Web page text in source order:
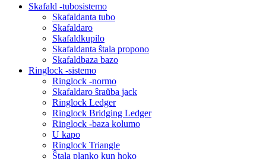
Skafald -tubosistemo
Skafaldanta tubo
Skafaldaro
Skafaldkupilo
Skafaldanta ŝtala propono
Skafaldbaza bazo
Ringlock -sistemo
Ringlock -normo
Skafaldaro ŝraŭba jack
Ringlock Ledger
Ringlock Bridging Ledger
Ringlock -baza kolumo
U kapo
Ringlock Triangle
Ŝtala planko kun hoko